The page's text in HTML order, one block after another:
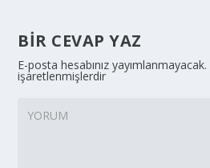
BIR CEVAP YAZ
E-posta hesabınız yayımlanmayacak.
işaretlenmişlerdir